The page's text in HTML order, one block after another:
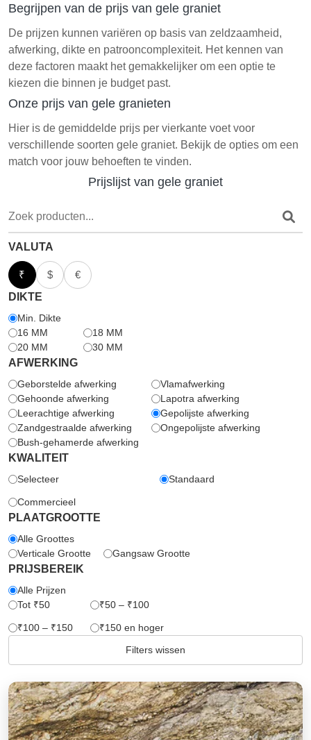
Begrijpen van de prijs van gele graniet
De prijzen kunnen variëren op basis van zeldzaamheid,
afwerking, dikte en patrooncomplexiteit. Het kennen van
deze factoren maakt het gemakkelijker om een optie te
kiezen die binnen je budget past.
Onze prijs van gele granieten
Hier is de gemiddelde prijs per vierkante voet voor
verschillende soorten gele graniet. Bekijk de opties om een
match voor jouw behoeften te vinden.
Prijslijst van gele graniet
VALUTA
₹ $
€
DIKTE
Min. Dikte
16 MM
18 MM
20 MM
30 MM
AFWERKING
Geborstelde afwerking
Vlamafwerking
Gehoonde afwerking
Lapotra afwerking
Leerachtige afwerking
Gepolijste afwerking
Zandgestraalde afwerking
Ongepolijste afwerking
Bush-gehamerde afwerking
KWALITEIT
Selecteer Standaard
Commercieel
PLAATGROOTTE
Alle Groottes
Verticale Grootte
Gangsaw Grootte
PRIJSBEREIK
Alle Prijzen
Tot ₹50
₹50 – ₹100
₹100 – ₹150
₹150 en hoger
Filters wissen